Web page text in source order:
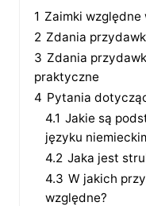
1 Zaimki
2 Zdania
3 Zdania
praktyczne
4 Pytania
4.1 Jakie są
języku
4.2 Jaka jest
4.3 W jakich
względne?